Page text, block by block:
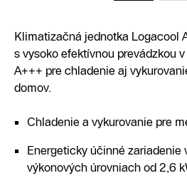
Klimatizačná jednotka Logacool
s vysoko efektívnou prevádzkou
A+++ pre chladenie aj
domov.
Chladenie a vykurovanie pre
Energeticky účinné zariadenie
výkonových úrovniach od 2,6